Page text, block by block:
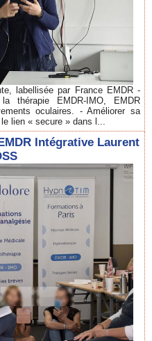
labellisée par France EMDR -
thérapie EMDR-IMO, EMDR
oculaires. - Améliorer sa
lien « secure » dans l...
Intégrative Laurent